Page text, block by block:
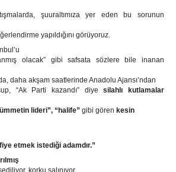
şuuraltımıza yer eden bu sorunun
yapıldığını görüyoruz.
olacak” gibi safsata sözlere bile inanan
daha akşam saatlerinde Anadolu Ajansı’ndan
“Ak Parti kazandı” diyesilahlı kutlamalar
lideri”, “halife” gibi gören kesin
etmek istediği adamdır.”
korku salınıyor.